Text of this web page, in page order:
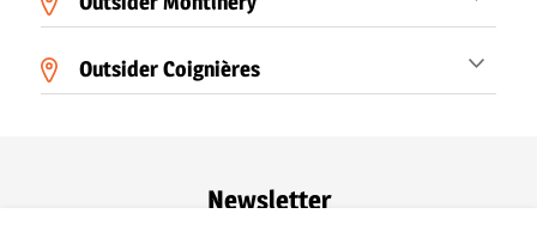
Outsider Coignières
Newsletter